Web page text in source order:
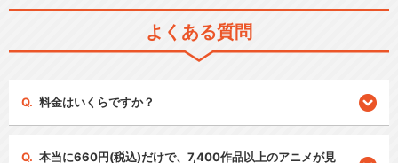
よくある質問
料金はいくらですか？
本当に660円(税込)だけで、7,400作品以上のアニメが見